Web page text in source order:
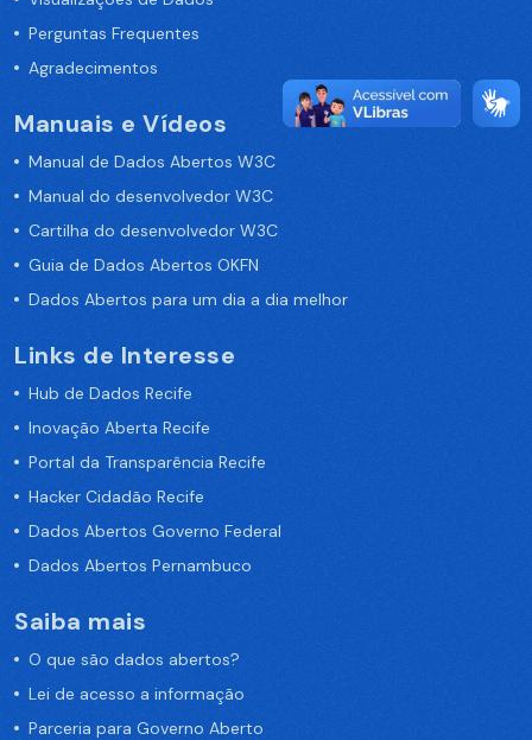
Perguntas Frequentes
Agradecimentos
Manuais e Vídeos
Manual de Dados Abertos W3C
Manual do desenvolvedor W3C
Cartilha do desenvolvedor W3C
Guia de Dados Abertos OKFN
Dados Abertos para um dia a dia melhor
Links de Interesse
Hub de Dados Recife
Inovação Aberta Recife
Portal da Transparência Recife
Hacker Cidadão Recife
Dados Abertos Governo Federal
Dados Abertos Pernambuco
Saiba mais
O que são dados abertos?
Lei de acesso a informação
Parceria para Governo Aberto